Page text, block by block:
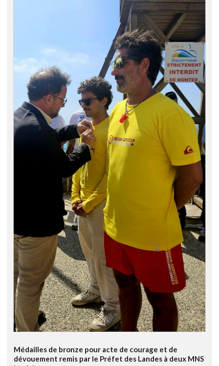
Médailles de bronze pour acte de courage et de
dévouement remis par le Préfet des Landes à deux MNS